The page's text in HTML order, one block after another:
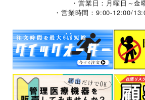
・営業日：月曜日～金
・営業時間：9:00-12:00/